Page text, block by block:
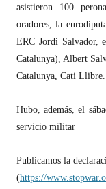
asistieron 100
oradores, la
ERC Jordi Salvador,
Catalunya), Albert
Catalunya, Cati Llibre.
Hubo, además, el
servicio militar
Publicamos la
(https://